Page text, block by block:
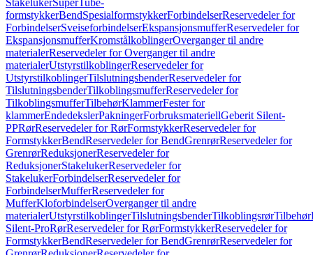
StakelukerSuperTube-
formstykkerBendSpesialformstykkerForbindelserReservedeler for
ForbindelserSveiseforbindelserEkspansjonsmufferReservedeler for
EkspansjonsmufferKromstålkoblingerOverganger til andre
materialerReservedeler for Overganger til andre
materialerUtstyrstilkoblingerReservedeler for
UtstyrstilkoblingerTilslutningsbenderReservedeler for
TilslutningsbenderTilkoblingsmufferReservedeler for
TilkoblingsmufferTilbehørKlammerFester for
klammerEndedekslerPakningerForbruksmateriellGeberit Silent-
PPRørReservedeler for RørFormstykkerReservedeler for
FormstykkerBendReservedeler for BendGrenrørReservedeler for
GrenrørReduksjonerReservedeler for
ReduksjonerStakelukerReservedeler for
StakelukerForbindelserReservedeler for
ForbindelserMufferReservedeler for
MufferKloforbindelserOverganger til andre
materialerUtstyrstilkoblingerTilslutningsbenderTilkoblingsrørTilbehør
Silent-ProRørReservedeler for RørFormstykkerReservedeler for
FormstykkerBendReservedeler for BendGrenrørReservedeler for